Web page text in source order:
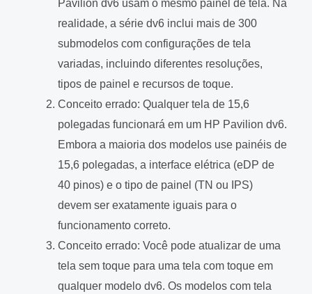
Pavilion dv6 usam o mesmo painel de tela. Na
realidade, a série dv6 inclui mais de 300
submodelos com configurações de tela
variadas, incluindo diferentes resoluções,
tipos de painel e recursos de toque.
Conceito errado: Qualquer tela de 15,6
polegadas funcionará em um HP Pavilion dv6.
Embora a maioria dos modelos use painéis de
15,6 polegadas, a interface elétrica (eDP de
40 pinos) e o tipo de painel (TN ou IPS)
devem ser exatamente iguais para o
funcionamento correto.
Conceito errado: Você pode atualizar de uma
tela sem toque para uma tela com toque em
qualquer modelo dv6. Os modelos com tela